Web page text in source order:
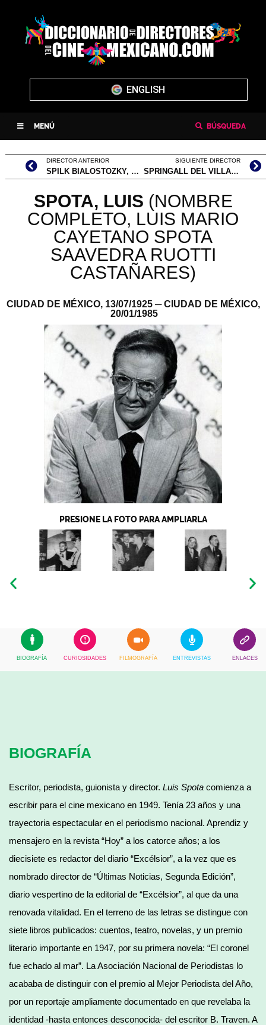
ENGLISH
MENÚ BÚSQUEDA
DIRECTOR ANTERIOR
SPILK BIALOSTOZKY, LIORA
SIGUIENTE DIRECTOR
SPRINGALL DEL VILLAR, ALEJANDRO
SPOTA, LUIS (NOMBRE
COMPLETO, LUIS MARIO
CAYETANO SPOTA
SAAVEDRA RUOTTI
CASTAÑARES)
CIUDAD DE MÉXICO, 13/07/1925 ─ CIUDAD DE MÉXICO,
20/01/1985
PRESIONE LA FOTO PARA AMPLIARLA
BIOGRAFÍA CURIOSIDADES FILMOGRAFÍA ENTREVISTAS ENLACES
BIOGRAFÍA
Escritor, periodista, guionista y director. Luis Spota comienza a
escribir para el cine mexicano en 1949. Tenía 23 años y una
trayectoria espectacular en el periodismo nacional. Aprendiz y
mensajero en la revista “Hoy” a los catorce años; a los
diecisiete es redactor del diario “Excélsior”, a la vez que es
nombrado director de “Últimas Noticias, Segunda Edición”,
diario vespertino de la editorial de “Excélsior”, al que da una
renovada vitalidad. En el terreno de las letras se distingue con
siete libros publicados: cuentos, teatro, novelas, y un premio
literario importante en 1947, por su primera novela: “El coronel
fue echado al mar”. La Asociación Nacional de Periodistas lo
acababa de distinguir con el premio al Mejor Periodista del Año,
por un reportaje ampliamente documentado en que revelaba la
identidad -hasta entonces desconocida- del escritor B. Traven. A